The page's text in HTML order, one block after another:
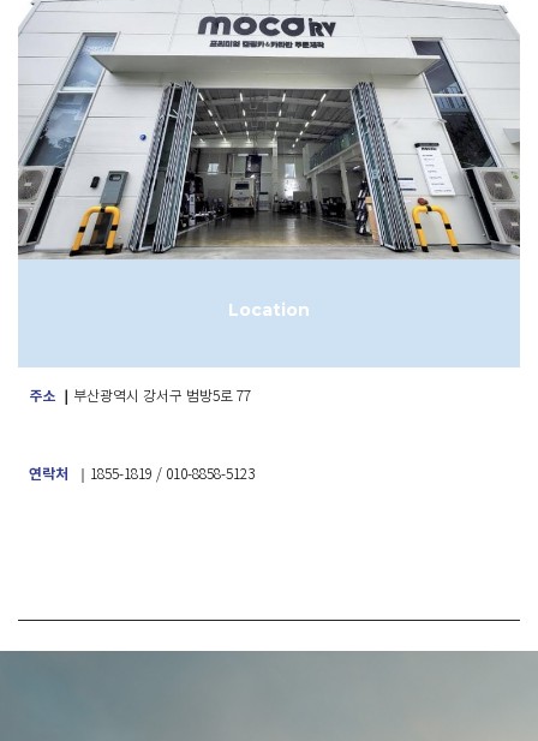
Location
주소 부산광역시 강서구 범방5로 77
연락처 ｜1855-1819 / 010-8858-5123